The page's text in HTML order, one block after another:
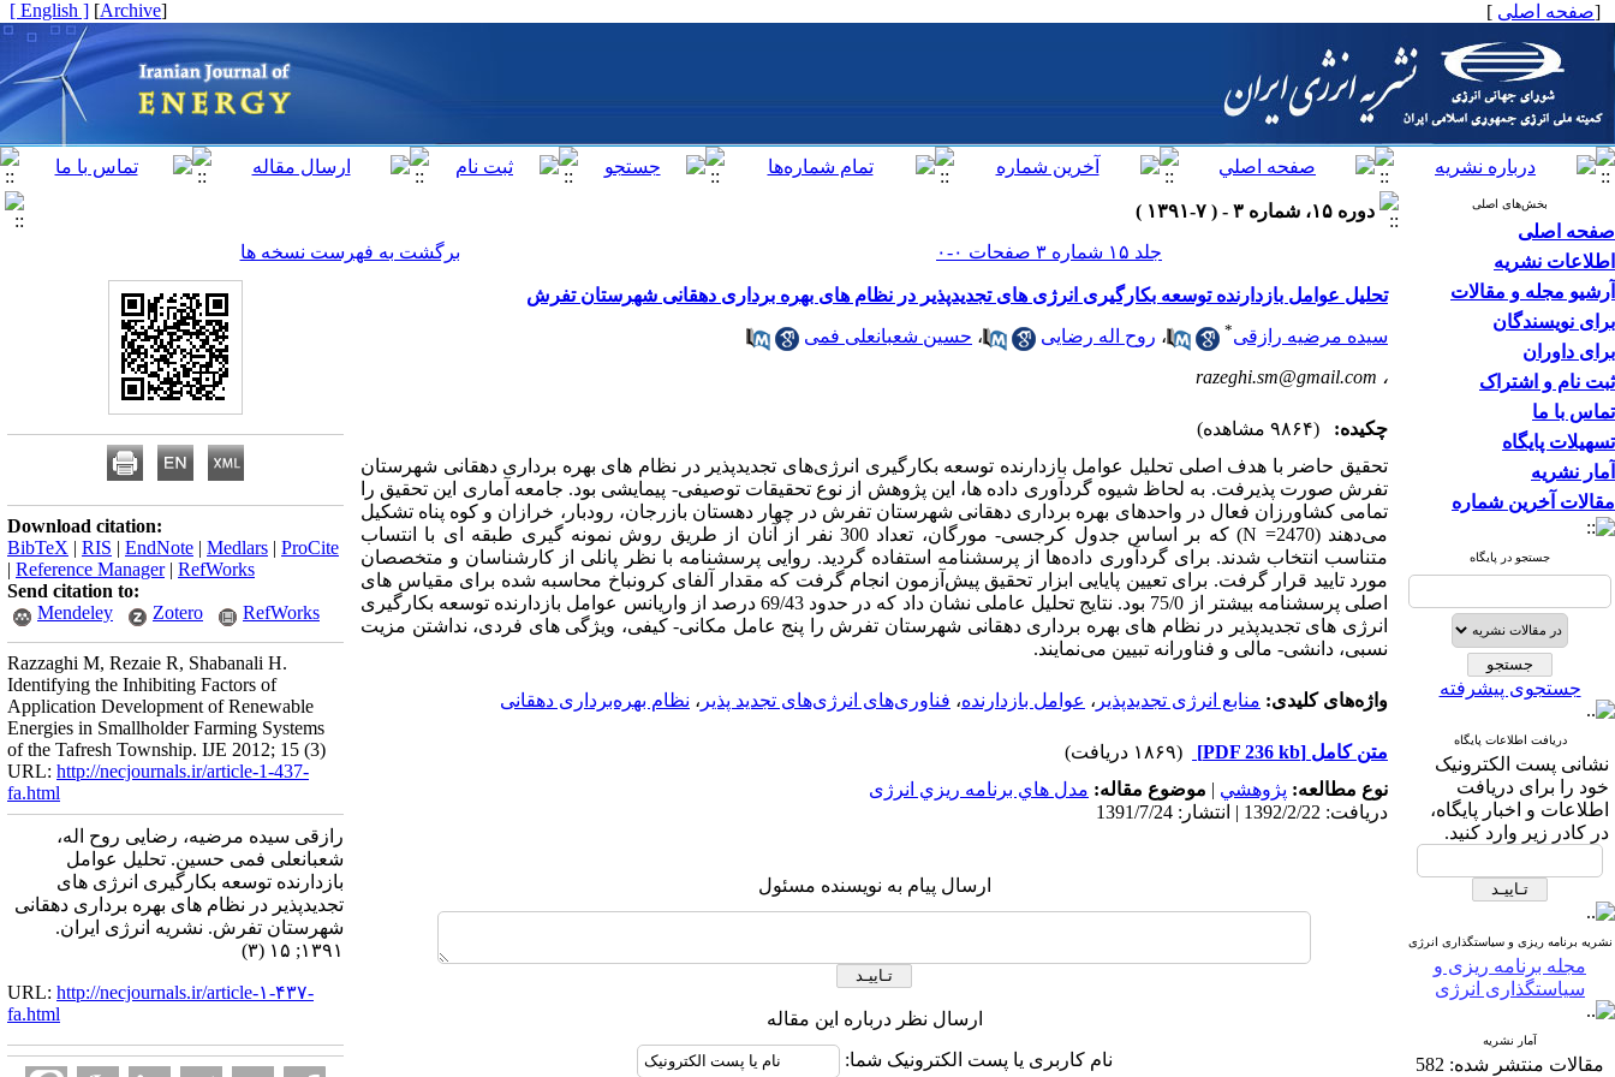
[صفحه اصلی ]
[
Archive
]
[ English ]
بخش‌های اصلی
صفحه اصلی
اطلاعات نشریه
آرشیو مجله و مقالات
برای نویسندگان
برای داوران
ثبت نام و اشتراک
تماس با ما
تسهیلات پایگاه
آمار نشریه
مقالات آخرین شماره
جستجو در پایگاه
جستجوی پیشرفته
دریافت اطلاعات پایگاه
نشانی پست الکترونیک
خود را برای دریافت
اطلاعات و اخبار پایگاه،
در کادر زیر وارد کنید.
نشریه برنامه ریزی و سیاستگذاری انرژی
مجله برنامه ریزی و
سیاستگذاری انرژی
آمار نشریه
مقالات منتشر شده: 582
دوره ۱۵، شماره ۳ - ( ۷-۱۳۹۱ )
جلد ۱۵ شماره ۳ صفحات ۰-۰
برگشت به فهرست نسخه ها
تحلیل عوامل بازدارنده توسعه بکارگیری انرژی های تجدیدپذیر در نظام های بهره برداری دهقانی شهرستان تفرش
سیده مرضیه رازقی* ، روح اله رضایی ، حسین شعبانعلی فمی
، razeghi.sm@gmail.com
چکیده:
(۹۸۶۴ مشاهده)
تحقیق حاضر با هدف اصلی تحلیل عوامل بازدارنده توسعه بکارگیری انرژی‌های تجدیدپذیر در نظام های بهره برداری دهقانی شهرستان
تفرش صورت پذیرفت. به لحاظ شیوه گردآوری داده ها، این پژوهش از نوع تحقیقات توصیفی- پیمایشی بود. جامعه آماری این تحقیق را
تمامی کشاورزان فعال در واحدهای بهره برداری دهقانی شهرستان تفرش در چهار دهستان بازرجان، رودبار، خرازان و کوه پناه تشکیل
می‌دهند (2470= N) که بر اساس جدول کرجسی- مورگان، تعداد 300 نفر از آنان از طریق روش نمونه گیری طبقه ای با انتساب
متناسب انتخاب شدند. برای گردآوری داده‌ها از پرسشنامه استفاده گردید. روایی پرسشنامه با نظر پانلی از کارشناسان و متخصصان
مورد تایید قرار گرفت. برای تعیین پایایی ابزار تحقیق پیش‌آزمون انجام گرفت که مقدار آلفای کرونباخ محاسبه شده برای مقیاس های
اصلی پرسشنامه بیشتر از 75/0 بود. نتایج تحلیل عاملی نشان داد که در حدود 69/43 درصد از واریانس عوامل بازدارنده توسعه بکارگیری
انرژی های تجدیدپذیر در نظام های بهره برداری دهقانی شهرستان تفرش را پنج عامل مکانی- کیفی، ویژگی های فردی، نداشتن مزیت
نسبی، دانشی- مالی و فناورانه تبیین می‌نمایند.
واژه‌های کلیدی: منابع انرژی تجدیدپذیر ، عوامل بازدارنده، فناوری‌های انرژی‌های تجدید پذیر ، نظام بهره‌‌برداری دهقانی
متن کامل [PDF 236 kb]
(۱۸۶۹ دریافت)
نوع مطالعه: پژوهشي | موضوع مقاله: مدل هاي برنامه ريزي انرژی
دریافت: 1392/2/22 | انتشار: 1391/7/24
ارسال پیام به نویسنده مسئول
ارسال نظر درباره این مقاله
نام کاربری یا پست الکترونیک شما:
Download citation:
BibTeX | RIS | EndNote | Medlars | ProCite
| Reference Manager| RefWorks
Send citation to:
Mendeley
Zotero RefWorks
Razzaghi M, Rezaie R, Shabanali H.
Identifying the Inhibiting Factors of
Application Development of Renewable
Energies in Smallholder Farming Systems
of the Tafresh Township. IJE 2012; 15 (3)
URL: http://necjournals.ir/article-1-437-
fa.html
رازقی سیده مرضیه، رضایی روح اله،
شعبانعلی فمی حسین. تحلیل عوامل
بازدارنده توسعه بکارگیری انرژی های
تجدیدپذیر در نظام های بهره برداری دهقانی
شهرستان تفرش. نشریه انرژی ایران.
۱۳۹۱; ۱۵ (۳)
URL: http://necjournals.ir/article-۱-۴۳۷-
fa.html